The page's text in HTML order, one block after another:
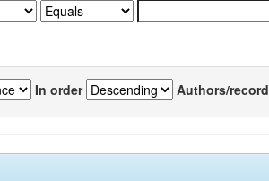
In order Authors/record